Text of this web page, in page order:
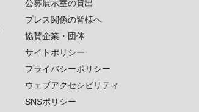
公募展示室の貸出
プレス関係の皆様へ
協賛企業・団体
サイトポリシー
プライバシーポリシー
ウェブアクセシビリティ
SNSポリシー